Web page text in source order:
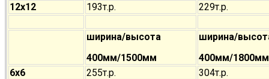
12х12
193т.р. 229т.р.
ширина/высота
400мм/1500мм
ширина/
400мм/1800мм
6х6
255т.р.
304т.р.